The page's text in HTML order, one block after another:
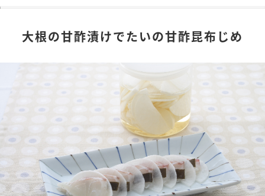
商品情報
調味酢
お酢ドリンク ぽん酢
キャンペーン情報
ブランド・スペシャルサイト
ブランド・スペシャルサイト トップ
大根の甘酢漬けでたいの甘酢昆布じめ